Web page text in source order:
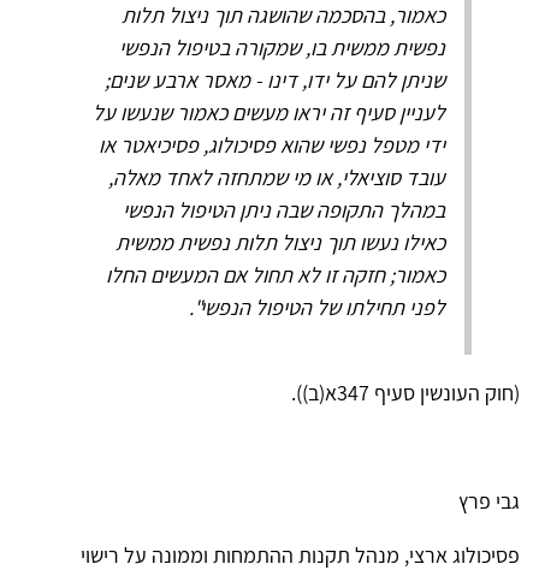
כאמור, בהסכמה שהושגה תוך ניצול תלות
נפשית ממשית בו, שמקורה בטיפול הנפשי
שניתן להם על ידו, דינו - מאסר ארבע שנים;
לעניין סעיף זה יראו מעשים כאמור שנעשו על
ידי מטפל נפשי שהוא פסיכולוג, פסיכיאטר או
עובד סוציאלי, או מי שמתחזה לאחד מאלה,
במהלך התקופה שבה ניתן הטיפול הנפשי
כאילו נעשו תוך ניצול תלות נפשית ממשית
כאמור; חזקה זו לא תחול אם המעשים החלו
לפני תחילתו של הטיפול הנפשי".
(חוק העונשין סעיף 347א(ב)).
גבי פרץ
פסיכולוג ארצי, מנהל תקנות ההתמחות וממונה על רישוי